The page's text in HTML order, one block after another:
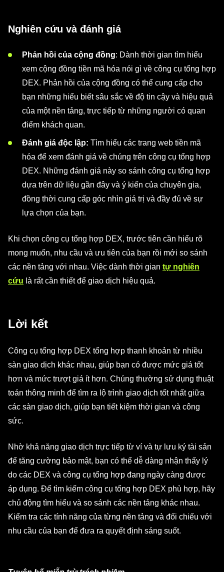
Nghiên cứu và đánh giá
Phản hồi của cộng đồng: Dành thời gian tìm hiểu
xem cộng đồng tiền mã hóa nói gì về công cụ tổng hợp
DEX. Phản hồi của cộng đồng có thể cung cấp cho
bạn những hiểu biết sâu sắc về độ tin cậy và hiệu quả
của một nền tảng, trực tiếp từ những người có quan
điểm khách quan.
Đánh giá độc lập: Tìm hiểu các trang web tiền mã
hóa để xem đánh giá về chúng trên công cụ tổng hợp
DEX. Những đánh giá này so sánh công cụ tổng hợp
dựa trên dữ liệu gần đây và ý kiến của chuyên gia,
đồng thời cung cấp góc nhìn giá trị và đầy đủ về sự
lựa chọn của bạn.
Khi chọn công cụ tổng hợp DEX, trước tiên cần hiểu rõ
mong muốn, nhu cầu và ưu tiên của bạn rồi mới so sánh
các nền tảng với nhau. Việc dành thời gian tự nghiên
cứu là rất cần thiết để giao dịch hiệu quả.
Lời kết
Công cụ tổng hợp DEX tổng hợp thanh khoản từ nhiều
sàn giao dịch khác nhau, giúp bạn có được mức giá tốt
hơn và mức trượt giá ít hơn. Chúng thường sử dụng thuật
toán thông minh để tìm ra lộ trình giao dịch tốt nhất giữa
các sàn giao dịch, giúp bạn tiết kiệm thời gian và công
sức.
Nhờ khả năng giao dịch trực tiếp từ ví và tự lưu ký tài sản
để tăng cường bảo mật, bạn có thể dễ dàng nhận thấy lý
do các DEX và công cụ tổng hợp đang ngày càng được
áp dụng. Để tìm kiếm công cụ tổng hợp DEX phù hợp, hãy
chủ động tìm hiểu và so sánh các nền tảng khác nhau.
Kiểm tra các tính năng của từng nền tảng và đối chiếu với
nhu cầu của bạn để đưa ra quyết định sáng suốt.